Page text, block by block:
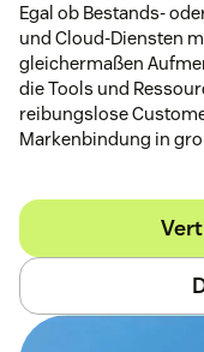
Egal ob Bestands-
und Cloud-Diensten
gleichermaßen
die Tools und
reibungslose
Markenbindung in